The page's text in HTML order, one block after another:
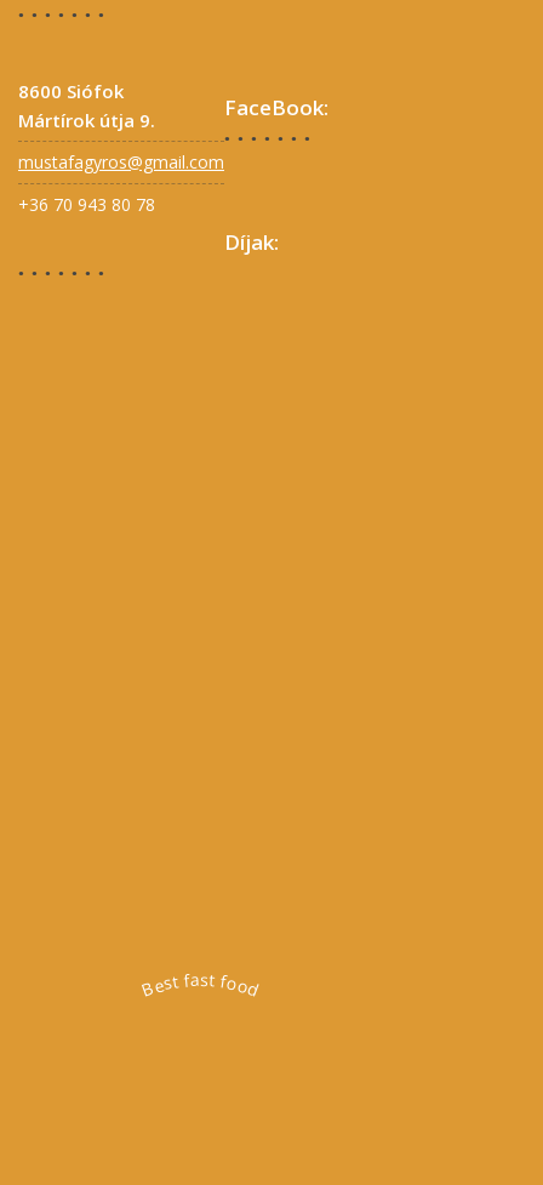
8600 Siófok
Mártírok útja 9.
mustafagyros@gmail.com
+36 70 943 80 78
FaceBook:
Díjak:
Best fast food